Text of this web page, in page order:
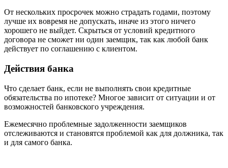
От нескольких просрочек можно страдать годами, поэтому
лучше их вовремя не допускать, иначе из этого ничего
хорошего не выйдет. Скрыться от условий кредитного
договора не сможет ни один заемщик, так как любой банк
действует по соглашению с клиентом.
Действия банка
Что сделает банк, если не выполнять свои кредитные
обязательства по ипотеке? Многое зависит от ситуации и от
возможностей банковского учреждения.
Ежемесячно проблемные задолженности заемщиков
отслеживаются и становятся проблемой как для должника, так
и для самого банка.